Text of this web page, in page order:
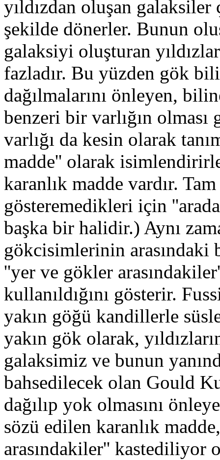
yıldızdan oluşan
şekilde dönerler. Bunun
galaksiyi oluşturan
fazladır. Bu yüzden gök
dağılmalarını önleyen,
benzeri bir varlığın
varlığı da kesin olarak
madde'' olarak
karanlık madde vardır.
gösteremedikleri için
başka bir halidir.) Aynı
gökcisimlerinin arasındaki
''yer ve gökler
kullanıldığını gösterir.
yakın göğü kandillerle
yakın gök olarak,
galaksimiz ve bunun
bahsedilecek olan Gould
dağılıp yok olmasını
sözü edilen karanlık
arasındakiler'' kastediliyor